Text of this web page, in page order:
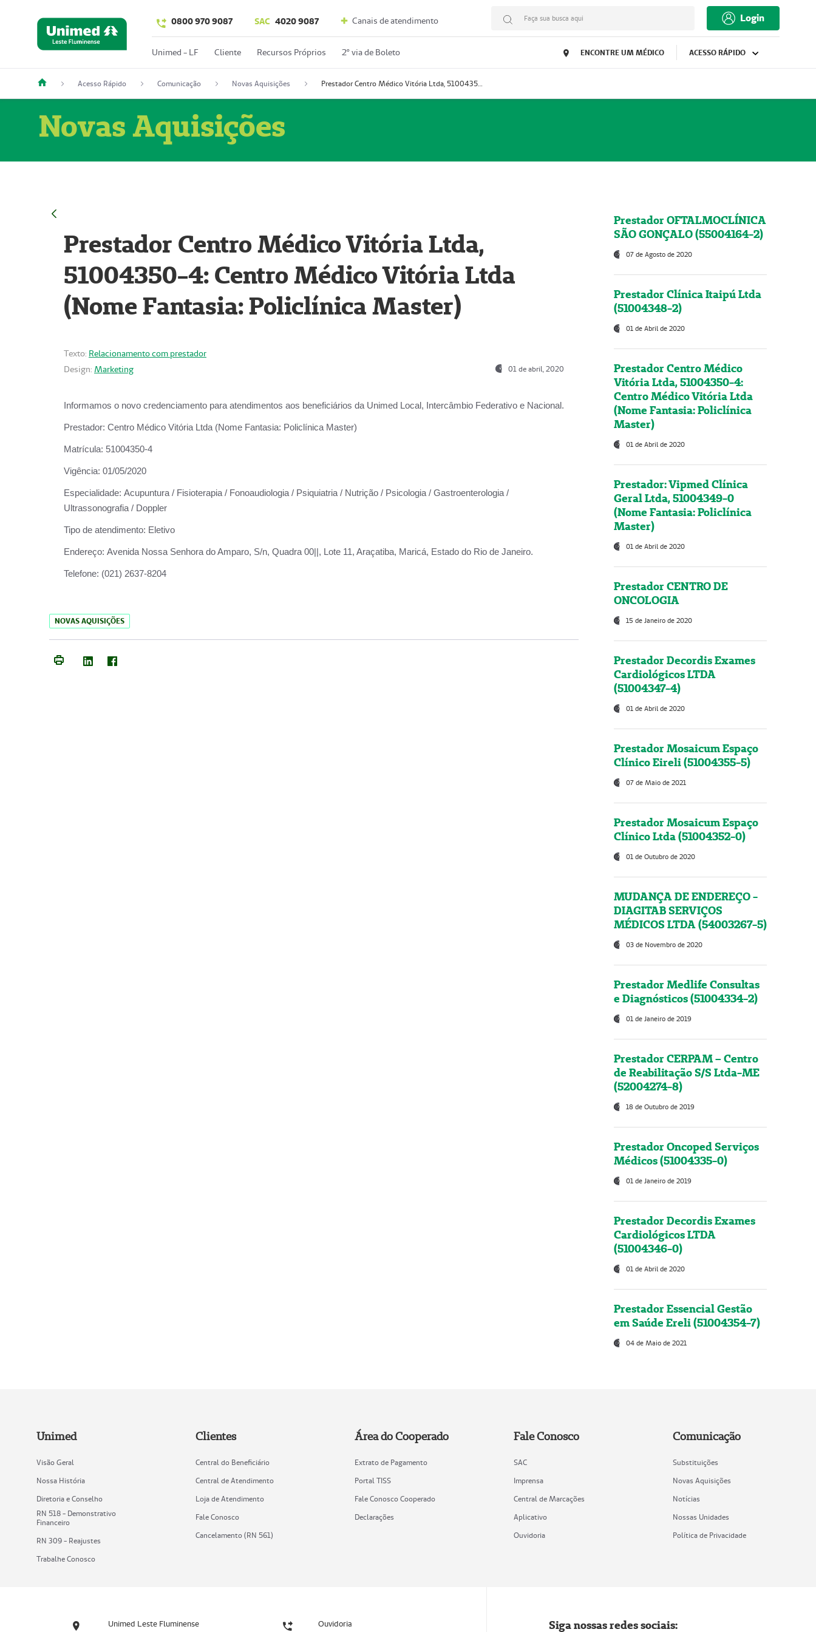
0800 970 9087 SAC 4020 9087 Canais de atendimento Faça sua busca aqui Login
Unimed - LF Cliente Recursos Próprios 2º via de Boleto ENCONTRE UM MÉDICO ACESSO RÁPIDO
Acesso Rápido Comunicação Novas Aquisições Prestador Centro Médico Vitória Ltda, 51004350-4: Centro Médico Vitória Ltda (Nome Fantasia: Policlínica Master)
Novas Aquisições
Prestador Centro Médico Vitória Ltda,
51004350-4: Centro Médico Vitória Ltda
(Nome Fantasia: Policlínica Master)
Texto: Relacionamento com prestador
Design: Marketing 01 de abril, 2020
Informamos o novo credenciamento para atendimentos aos beneficiários da Unimed Local, Intercâmbio Federativo e Nacional.
Prestador: Centro Médico Vitória Ltda (Nome Fantasia: Policlínica Master)
Matrícula: 51004350-4
Vigência: 01/05/2020
Especialidade: Acupuntura / Fisioterapia / Fonoaudiologia / Psiquiatria / Nutrição / Psicologia / Gastroenterologia /
Ultrassonografia / Doppler
Tipo de atendimento: Eletivo
Endereço: Avenida Nossa Senhora do Amparo, S/n, Quadra 00||, Lote 11, Araçatiba, Maricá, Estado do Rio de Janeiro.
Telefone: (021) 2637-8204
NOVAS AQUISIÇÕES
Prestador OFTALMOCLÍNICA
SÃO GONÇALO (55004164-2)
07 de Agosto de 2020
Prestador Clínica Itaipú Ltda
(51004348-2)
01 de Abril de 2020
Prestador Centro Médico
Vitória Ltda, 51004350-4:
Centro Médico Vitória Ltda
(Nome Fantasia: Policlínica
Master)
01 de Abril de 2020
Prestador: Vipmed Clínica
Geral Ltda, 51004349-0
(Nome Fantasia: Policlínica
Master)
01 de Abril de 2020
Prestador CENTRO DE
ONCOLOGIA
15 de Janeiro de 2020
Prestador Decordis Exames
Cardiológicos LTDA
(51004347-4)
01 de Abril de 2020
Prestador Mosaicum Espaço
Clínico Eireli (51004355-5)
07 de Maio de 2021
Prestador Mosaicum Espaço
Clínico Ltda (51004352-0)
01 de Outubro de 2020
MUDANÇA DE ENDEREÇO -
DIAGITAB SERVIÇOS
MÉDICOS LTDA (54003267-5)
03 de Novembro de 2020
Prestador Medlife Consultas
e Diagnósticos (51004334-2)
01 de Janeiro de 2019
Prestador CERPAM – Centro
de Reabilitação S/S Ltda-ME
(52004274-8)
18 de Outubro de 2019
Prestador Oncoped Serviços
Médicos (51004335-0)
01 de Janeiro de 2019
Prestador Decordis Exames
Cardiológicos LTDA
(51004346-0)
01 de Abril de 2020
Prestador Essencial Gestão
em Saúde Ereli (51004354-7)
04 de Maio de 2021
Unimed
Visão Geral
Nossa História
Diretoria e Conselho
RN 518 - Demonstrativo
Financeiro
RN 309 - Reajustes
Trabalhe Conosco
Clientes
Central do Beneficiário
Central de Atendimento
Loja de Atendimento
Fale Conosco
Cancelamento (RN 561)
Área do Cooperado
Extrato de Pagamento
Portal TISS
Fale Conosco Cooperado
Declarações
Fale Conosco
SAC
Imprensa
Central de Marcações
Aplicativo
Ouvidoria
Comunicação
Substituições
Novas Aquisições
Notícias
Nossas Unidades
Política de Privacidade
Unimed Leste Fluminense Ouvidoria Siga nossas redes sociais: